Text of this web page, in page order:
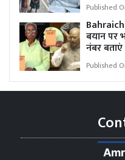
Published
बयान पर
नंबर
Published